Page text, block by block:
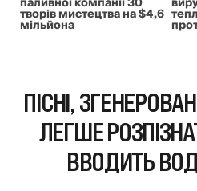
творів мистецтва на $4,6
мільйона
ПІСНІ,
ЛЕГШЕ
ВВОДИТЬ